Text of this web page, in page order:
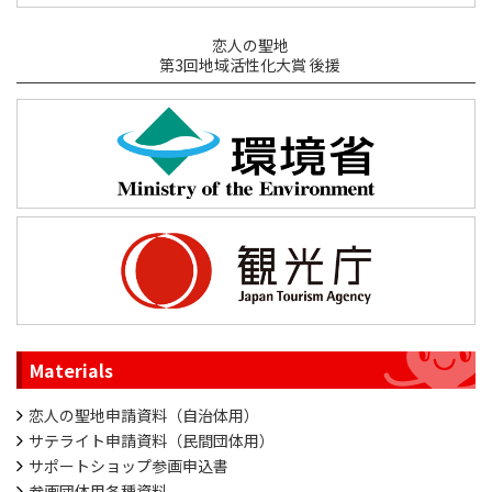
恋人の聖地
第3回地域活性化大賞 後援
Materials
恋人の聖地申請資料（自治体用）
サテライト申請資料（民間団体用）
サポートショップ参画申込書